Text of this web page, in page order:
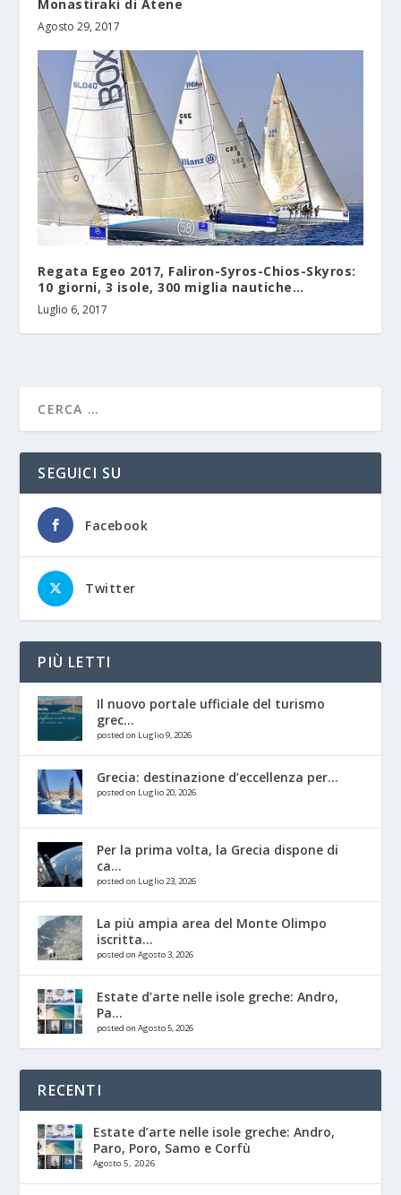
Monastiraki di Atene
Agosto 29, 2017
Regata Egeo 2017, Faliron-Syros-Chios-Skyros:
10 giorni, 3 isole, 300 miglia nautiche…
Luglio 6, 2017
SEGUICI SU
Facebook
Twitter
PIÙ LETTI
Il nuovo portale ufficiale del turismo
grec...
posted on Luglio 9, 2026
Grecia: destinazione d’eccellenza per...
posted on Luglio 20, 2026
Per la prima volta, la Grecia dispone di
ca...
posted on Luglio 23, 2026
La più ampia area del Monte Olimpo
iscritta...
posted on Agosto 3, 2026
Estate d’arte nelle isole greche: Andro,
Pa...
posted on Agosto 5, 2026
RECENTI
Estate d’arte nelle isole greche: Andro,
Paro, Poro, Samo e Corfù
Agosto 5, 2026